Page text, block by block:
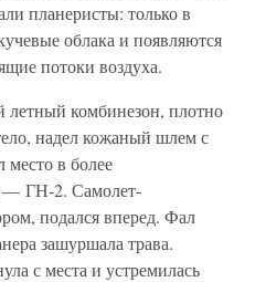
планеристы: только в
облака и появляются
потоки воздуха.
летный комбинезон, плотно
надел кожаный шлем с
в более
— ГН-2. Самолет-
подался вперед. Фал
зашуршала трава.
с места и устремилась